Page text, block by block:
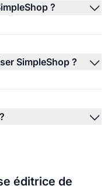
?
SimpleShop ?
éditrice de